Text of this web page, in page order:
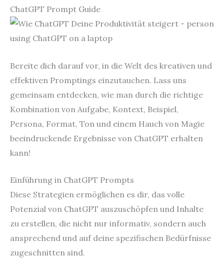
ChatGPT Prompt Guide
Bereite dich darauf vor, in die Welt des kreativen und
effektiven Promptings einzutauchen. Lass uns
gemeinsam entdecken, wie man durch die richtige
Kombination von Aufgabe, Kontext, Beispiel,
Persona, Format, Ton und einem Hauch von Magie
beeindruckende Ergebnisse von ChatGPT erhalten
kann!
Einführung in ChatGPT Prompts
Diese Strategien ermöglichen es dir, das volle
Potenzial von ChatGPT auszuschöpfen und Inhalte
zu erstellen, die nicht nur informativ, sondern auch
ansprechend und auf deine spezifischen Bedürfnisse
zugeschnitten sind.